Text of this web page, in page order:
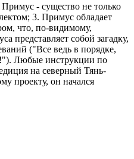
- существо не только
3. Примус обладает
что, по-видимому,
представляет собой загадку,
("Все ведь в порядке,
Любые инструкции по
на северный Тянь-
проекту, он начался